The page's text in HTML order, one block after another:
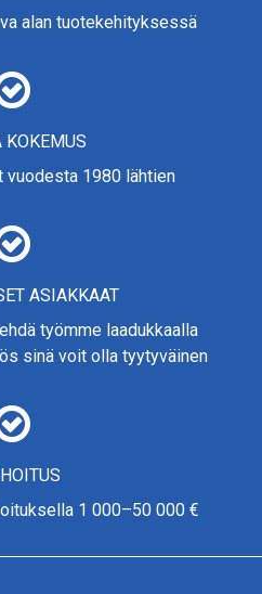
alan tuotekehityksessä
KOKEMUS
vuodesta 1980 lähtien
ASIAKKAAT
työmme laadukkaalla
sinä voit olla tyytyväinen
1 000–50 000 €